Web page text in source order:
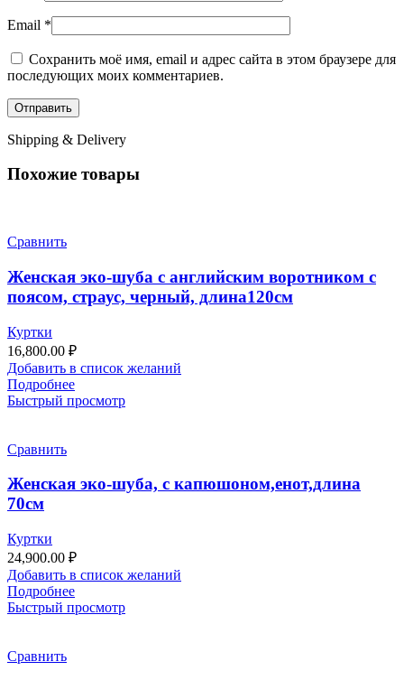
Email *
Сохранить моё имя, email и адрес сайта в этом браузере для
последующих моих комментариев.
Shipping & Delivery
Похожие товары
Сравнить
Женская эко-шуба с английским воротником с
поясом, страус, черный, длина120см
Куртки
16,800.00 ₽
Добавить в список желаний
Подробнее
Быстрый просмотр
Сравнить
Женская эко-шуба, с капюшоном,енот,длина
70см
Куртки
24,900.00 ₽
Добавить в список желаний
Подробнее
Быстрый просмотр
Сравнить